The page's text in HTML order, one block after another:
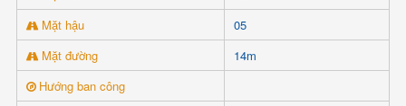
Mặt hậu
05
Mặt đường
14m
Hướng ban công